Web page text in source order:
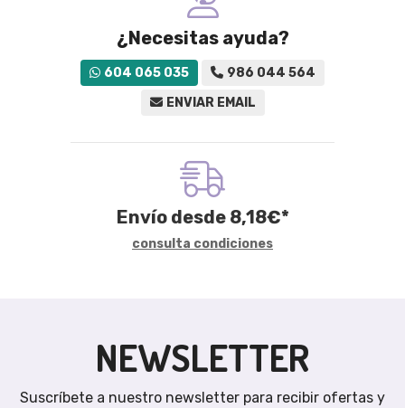
¿Necesitas ayuda?
604 065 035
986 044 564
ENVIAR EMAIL
Envío desde 8,18€*
consulta condiciones
NEWSLETTER
Suscríbete a nuestro newsletter para recibir ofertas y